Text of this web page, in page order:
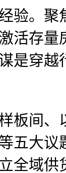
。聚焦
活存
是穿
间、
五大
全域供